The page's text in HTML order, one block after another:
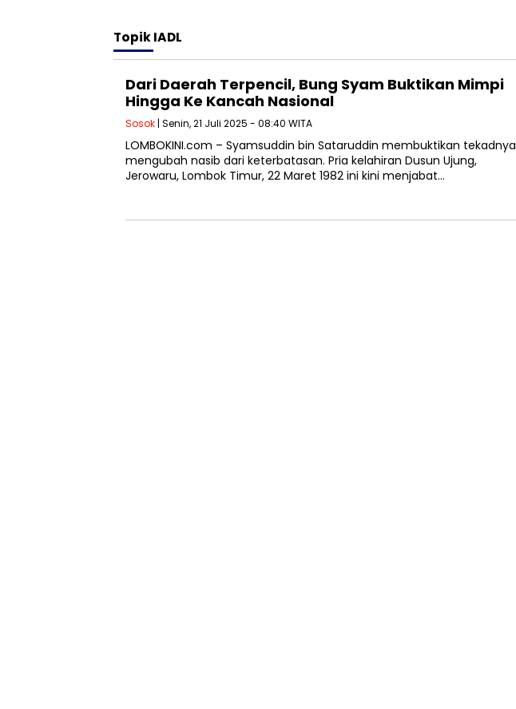
TopikIADL
Dari Daerah Terpencil, Bung Syam Buktikan Mimpi
Hingga Ke Kancah Nasional
Sosok | Senin, 21 Juli 2025 - 08:40 WITA
LOMBOKINI.com – Syamsuddin bin Sataruddin membuktikan tekadnya
mengubah nasib dari keterbatasan. Pria kelahiran Dusun Ujung,
Jerowaru, Lombok Timur, 22 Maret 1982 ini kini menjabat…